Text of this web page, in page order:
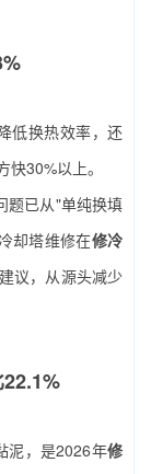
低换热效率，还
30%以上。
题已从"单纯换填
却塔维修在修冷
议，从源头减少
泥，是2026年修